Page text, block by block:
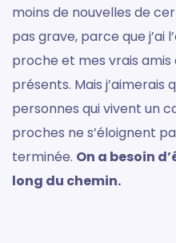
moins de nouvelles de
pas grave, parce que j’ai
proche et mes vrais amis
présents. Mais j’aimerais
personnes qui vivent un
proches ne s’éloignent
terminée. On a besoin
long du chemin.